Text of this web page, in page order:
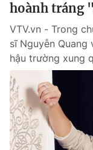
hoành tráng
VTV.vn - Trong
sĩ Nguyễn Quang
hậu trường xung